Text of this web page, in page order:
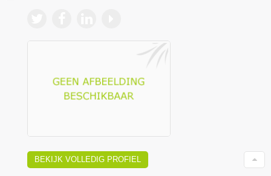
BEKIJK VOLLEDIG PROFIEL